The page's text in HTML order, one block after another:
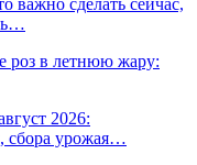
важно сделать сейчас,
роз в летнюю жару:
2026:
сбора урожая…